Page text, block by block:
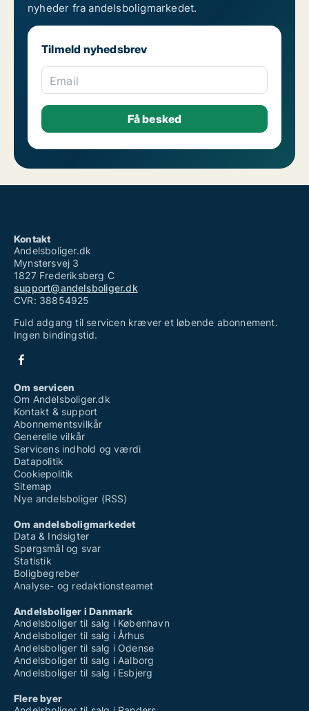
nyheder fra andelsboligmarkedet.
Tilmeld nyhedsbrev
Email
Kontakt
Andelsboliger.dk
Mynstersvej 3
1827 Frederiksberg C
support@andelsboliger.dk
CVR: 38854925
Fuld adgang til servicen kræver et løbende abonnement.
Ingen bindingstid.
Om servicen
Om Andelsboliger.dk
Kontakt & support
Abonnementsvilkår
Generelle vilkår
Servicens indhold og værdi
Datapolitik
Cookiepolitik
Sitemap
Nye andelsboliger (RSS)
Om andelsboligmarkedet
Data & Indsigter
Spørgsmål og svar
Statistik
Boligbegreber
Analyse- og redaktionsteamet
Andelsboliger i Danmark
Andelsboliger til salg i København
Andelsboliger til salg i Århus
Andelsboliger til salg i Odense
Andelsboliger til salg i Aalborg
Andelsboliger til salg i Esbjerg
Flere byer